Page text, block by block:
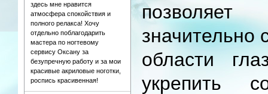
здесь мне нравится
атмосфера спокойствия и
полного релакса! Хочу
отдельно поблагодарить
мастера по ногтевому
сервису Оксану за
безупречную работу и за мои
красивые акриловые ноготки,
роспись красивенная!
позволяет
значительно
области
укрепить